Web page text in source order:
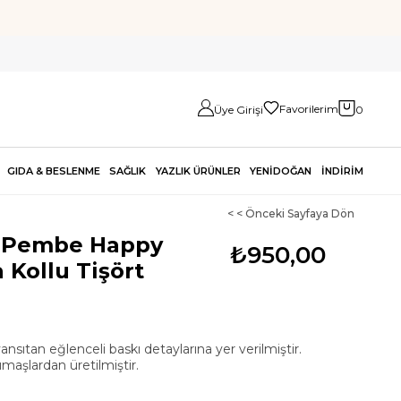
Üye Girişi Favorilerim 0
GIDA & BESLENME SAĞLIK YAZLIK ÜRÜNLER YENİDOĞAN İNDİRİM
< < Önceki Sayfaya Dön
₺950,00
Happy
Kollu Tişört
eğlenceli baskı detaylarına yer verilmiştir.
üretilmiştir.